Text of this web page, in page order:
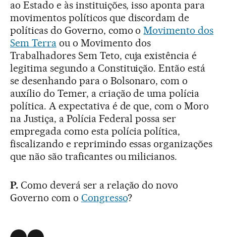
ao Estado e às instituições, isso aponta para
movimentos políticos que discordam de
políticas do Governo, como oMovimento dos
Sem Terraou o Movimento dos
Trabalhadores Sem Teto, cuja existência é
legitima segundo a Constituição. Então está
se desenhando para o Bolsonaro, com o
auxílio do Temer, a criação de uma polícia
política. A expectativa é de que, com o Moro
na Justiça, a Polícia Federal possa ser
empregada como esta polícia política,
fiscalizando e reprimindo essas organizações
que não são traficantes ou milicianos.
P.Como deverá ser a relação do novo
Governo com o Congresso?